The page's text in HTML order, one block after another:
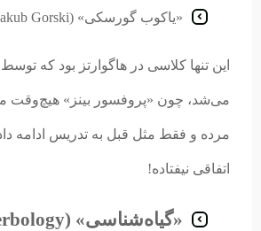
«یاکوب گورسکی» (Jakub Gorski) (۲۰۰۹–؟)
این تنها کلاسی در هاگوارتز بود که
می‌شد، چون «پروفسور بینز» هیچ‌وقت
مرده و فقط مثل قبل به تدریس ادامه
اتفاقی نیفتاده!
«گیاه‌شناسی» (Herbology)